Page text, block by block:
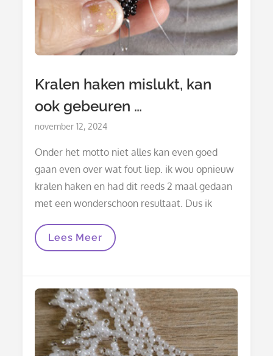
Kralen haken mislukt, kan
ook gebeuren …
Posted
november 12, 2024
Onder het motto niet alles kan even goed
gaan even over wat fout liep. ik wou opnieuw
kralen haken en had dit reeds 2 maal gedaan
met een wonderschoon resultaat. Dus ik
Kralen
Ook
Gebeuren
…
Lees Meer